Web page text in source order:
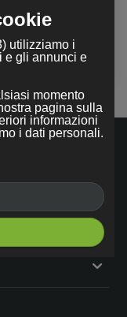
nostri
utilizziamo i
e gli annunci e
momento
pagina sulla
informazioni
i dati personali.